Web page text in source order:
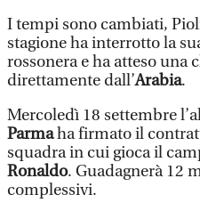
I tempi sono cambiati,
stagione ha interrotto la
rossonera e ha atteso una
direttamente dall’Arabia.
Mercoledì 18 settembre
Parmaha firmato il
squadra in cui gioca il
Ronaldo. Guadagnerà 12
complessivi.